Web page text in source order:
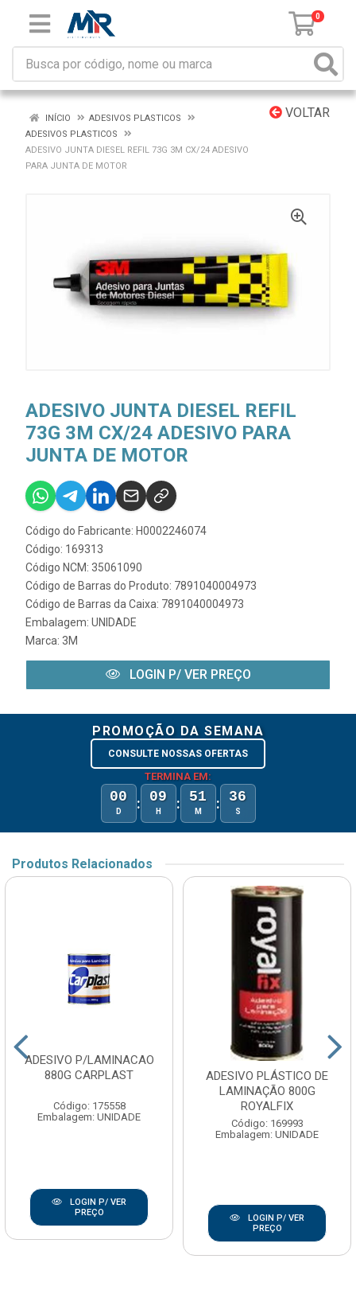
0
VOLTAR
INÍCIO
ADESIVOS PLASTICOS
ADESIVOS PLASTICOS
ADESIVO JUNTA DIESEL REFIL 73G 3M CX/24 ADESIVO
PARA JUNTA DE MOTOR
ADESIVO JUNTA DIESEL REFIL
73G 3M CX/24 ADESIVO PARA
JUNTA DE MOTOR
Código do Fabricante: H0002246074
Código: 169313
Código NCM: 35061090
Código de Barras do Produto: 7891040004973
Código de Barras da Caixa: 7891040004973
Embalagem: UNIDADE
Marca: 3M
LOGIN P/ VER PREÇO
PROMOÇÃO DA SEMANA
CONSULTE NOSSAS OFERTAS
TERMINA EM:
00
D : 09
H : 51
M : 36
S
Produtos Relacionados
ADESIVO P/LAMINACAO
880G CARPLAST
Código: 175558
Embalagem: UNIDADE
LOGIN P/ VER
PREÇO
ADESIVO PLÁSTICO DE
LAMINAÇÃO 800G
ROYALFIX
Código: 169993
Embalagem: UNIDADE
LOGIN P/ VER
PREÇO